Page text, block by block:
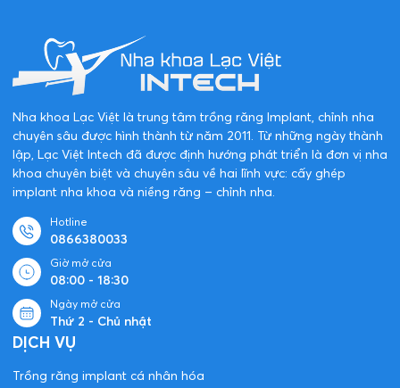
Nha khoa Lạc Việt là trung tâm trồng răng Implant, chỉnh nha
chuyên sâu được hình thành từ năm 2011. Từ những ngày thành
lập, Lạc Việt Intech đã được định hướng phát triển là đơn vị nha
khoa chuyên biệt và chuyên sâu về hai lĩnh vực: cấy ghép
implant nha khoa và niềng răng – chỉnh nha.
Hotline
0866380033
Giờ mở cửa
08:00 - 18:30
Ngày mở cửa
Thứ 2 - Chủ nhật
DỊCH VỤ
Trồng răng implant cá nhân hóa